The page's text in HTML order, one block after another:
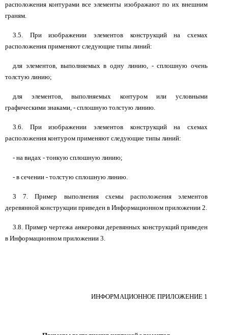
расположения контурами все элементы изображают по их внешним
граням.
3.5. При изображении элементов конструкций на схемах
расположения применяют следующие типы линий:
для элементов, выполняемых в одну линию, - сплошную очень
толстую линию;
для элементов, выполняемых контуром или условными
графическими знаками, - сплошную толстую линию.
3.6. При изображении элементов конструкций на схемах
расположения контуром применяют следующие типы линий:
- на видах - тонкую сплошную линию;
- в сечении - толстую сплошную линию.
3 7. Пример выполнения схемы расположения элементов
деревянной конструкции приведен в Информационном приложении 2.
3.8. Пример чертежа анкеровки деревянных конструкций приведен
в Информационном приложении 3.
ИНФОРМАЦИОННОЕ ПРИЛОЖЕНИЕ 1